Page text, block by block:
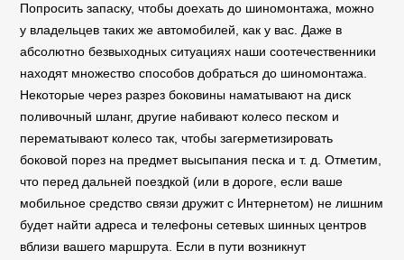
Попросить запаску, чтобы доехать до шиномонтажа, можно
у владельцев таких же автомобилей, как у вас. Даже в
абсолютно безвыходных ситуациях наши соотечественники
находят множество способов добраться до шиномонтажа.
Некоторые через разрез боковины наматывают на диск
поливочный шланг, другие набивают колесо песком и
перематывают колесо так, чтобы загерметизировать
боковой порез на предмет высыпания песка и т. д. Отметим,
что перед дальней поездкой (или в дороге, если ваше
мобильное средство связи дружит с Интернетом) не лишним
будет найти адреса и телефоны сетевых шинных центров
вблизи вашего маршрута. Если в пути возникнут